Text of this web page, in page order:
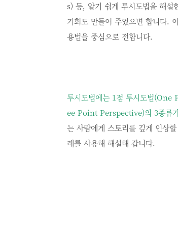
s) 등, 알기 쉽게 투시도법을 해설
기회도 만들어 주었으면 합니다.
용법을 중심으로 전합니다.
투시도법에는 1점 투시도법(One
ee Point Perspective)의 3종류
는 사람에게 스토리를 깊게 인상
례를 사용해 해설해 갑니다.